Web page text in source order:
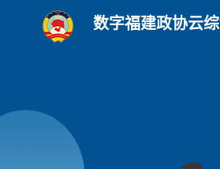
数字福建政协云